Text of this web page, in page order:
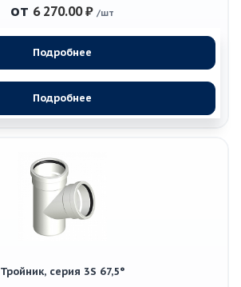
от 6 270.00 ₽ /шт
Подробнее
Подробнее
Тройник, серия 3S 67,5°